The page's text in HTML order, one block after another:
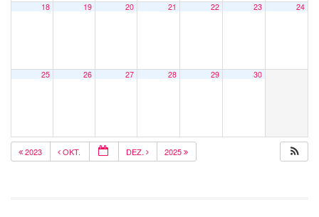
18 19 20 21 22 23 24
25 26 27 28 29 30
2023 OKT. DEZ. 2025